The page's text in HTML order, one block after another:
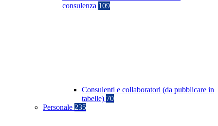
consulenza 109
Consulenti e collaboratori (da pubblicare in
tabelle) 70
Personale 235